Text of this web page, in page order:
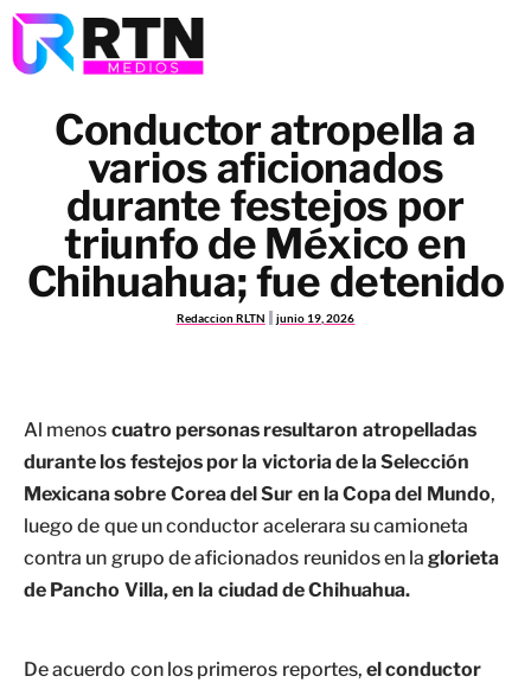
Conductor atropella a
varios aficionados
durante festejos por
triunfo de México en
Chihuahua; fue detenido
Redaccion RLTN junio 19, 2026
Al menos cuatro personas resultaron atropelladas
durante los festejos por la victoria de la Selección
Mexicana sobre Corea del Sur en la Copa del Mundo,
luego de que un conductor acelerara su camioneta
contra un grupo de aficionados reunidos en laglorieta
de Pancho Villa, en la ciudad de Chihuahua.
De acuerdo con los primeros reportes, el conductor